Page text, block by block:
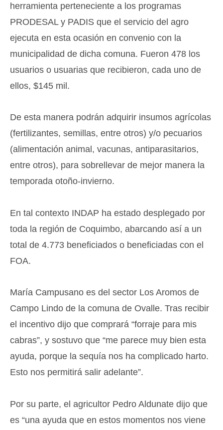
herramienta perteneciente a los programas
PRODESAL y PADIS que el servicio del agro
ejecuta en esta ocasión en convenio con la
municipalidad de dicha comuna. Fueron 478 los
usuarios o usuarias que recibieron, cada uno de
ellos, $145 mil.
De esta manera podrán adquirir insumos agrícolas
(fertilizantes, semillas, entre otros) y/o pecuarios
(alimentación animal, vacunas, antiparasitarios,
entre otros), para sobrellevar de mejor manera la
temporada otoño-invierno.
En tal contexto INDAP ha estado desplegado por
toda la región de Coquimbo, abarcando así a un
total de 4.773 beneficiados o beneficiadas con el
FOA.
María Campusano es del sector Los Aromos de
Campo Lindo de la comuna de Ovalle. Tras recibir
el incentivo dijo que comprará “forraje para mis
cabras”, y sostuvo que “me parece muy bien esta
ayuda, porque la sequía nos ha complicado harto.
Esto nos permitirá salir adelante”.
Por su parte, el agricultor Pedro Aldunate dijo que
es “una ayuda que en estos momentos nos viene